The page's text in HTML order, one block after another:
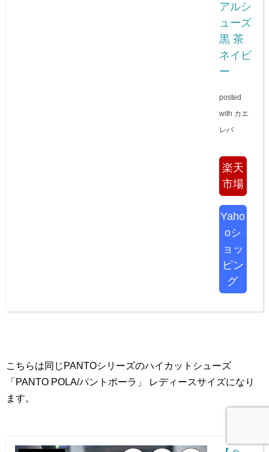
アルシ
ューズ
黒 茶
ネイビ
ー
posted
with カエ
レバ
楽天
市場
Yaho
oシ
ョッ
ピン
グ
こちらは同じPANTOシリーズのハイカットシューズ
「PANTO POLA/パントポーラ」 レディースサイズになり
ます。